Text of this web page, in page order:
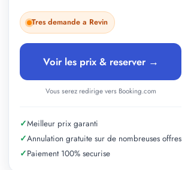
Tres demande a Revin
Voir les prix & reserver →
Vous serez redirige vers Booking.com
✓Meilleur prix garanti
✓Annulation gratuite sur de nombreuses offres
✓Paiement 100% securise